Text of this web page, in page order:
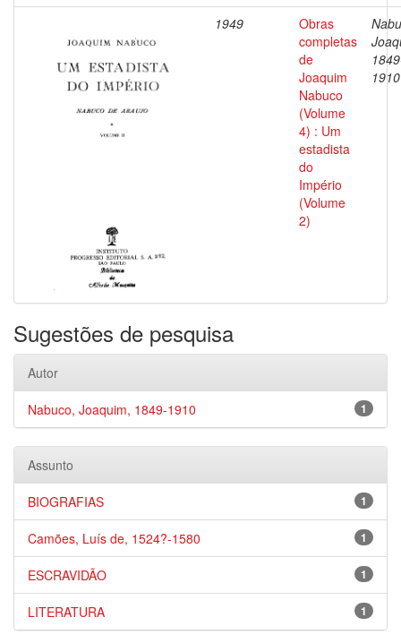
1949
Obras
completas
de
Joaquim
Nabuco
(Volume
4) : Um
estadista
do
Império
(Volume
2)
1910
Sugestões de pesquisa
Autor
1
Nabuco, Joaquim, 1849-1910
Assunto
1
BIOGRAFIAS
1
Camões, Luís de, 1524?-1580
1
ESCRAVIDÃO
1
LITERATURA